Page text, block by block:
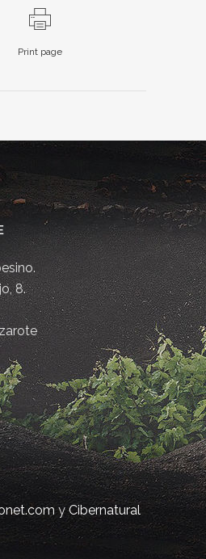
Print page
8.
yCibernatural